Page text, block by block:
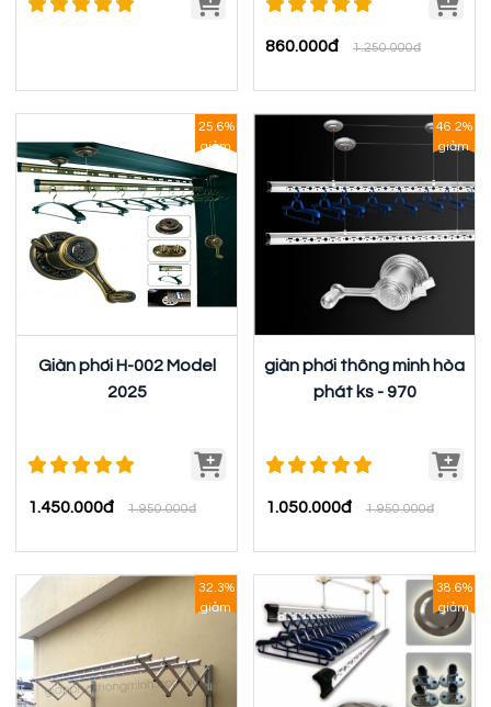
860.000đ 1.250.000đ
25.6%
giảm
Giàn phơi H-002 Model
2025
1.450.000đ 1.950.000đ
46.2%
giảm
giàn phơi thông minh hòa
phát ks - 970
1.050.000đ 1.950.000đ
32.3%
giảm
38.6%
giảm